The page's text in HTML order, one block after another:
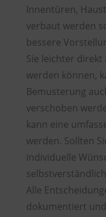
Innentüren,
verbaut werden
bessere
Sie leichter
werden können,
Bemusterung
verschoben
kann eine
werden. Sollten
individuelle
Alle
dokumentiert